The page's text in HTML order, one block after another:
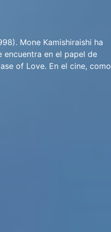
Mone Kamishiraishi ha
encuentra en el papel de
of Love. En el cine, como